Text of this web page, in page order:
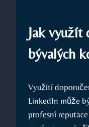
Jak využít⁢
bývalých
Využití
‌LinkedIn ​může
profesní